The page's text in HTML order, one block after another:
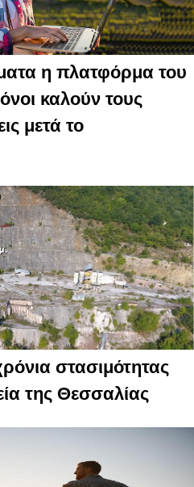
η πλατφόρμα του
καλούν τους
μετά το
στασιμότητας
της Θεσσαλίας